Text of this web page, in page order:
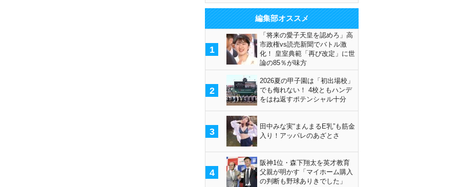
編集部オススメ
1
「将来の愛子天皇を認めろ」高
市政権vs読売新聞でバトル激
化！ 皇室典範「再び改定」に世
論の85％が味方
2
2026夏の甲子園は「初出場校」
でも侮れない！ 4校ともハンデ
をはね返すポテンシャル十分
3
田中みな実“まんまるE乳”も筋金
入り！アッパレのあざとさ
4
阪神1位・森下翔太を英才教育
父親が明かす「マイホーム購入
の判断も野球ありきでした」